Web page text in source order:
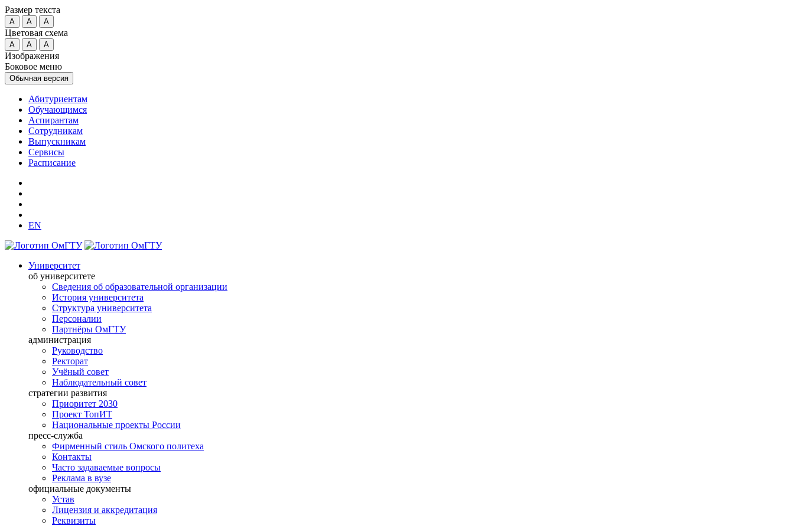
Размер текста
A A A
Цветовая схема
A A A
Изображения
Боковое меню
Обычная версия
Абитуриентам
Обучающимся
Аспирантам
Сотрудникам
Выпускникам
Сервисы
Расписание
EN
Университет
об университете
Сведения об образовательной организации
История университета
Структура университета
Персоналии
Партнёры ОмГТУ
администрация
Руководство
Ректорат
Учёный совет
Наблюдательный совет
стратегии развития
Приоритет 2030
Проект ТопИТ
Национальные проекты России
пресс-служба
Фирменный стиль Омского политеха
Контакты
Часто задаваемые вопросы
Реклама в вузе
официальные документы
Устав
Лицензия и аккредитация
Реквизиты